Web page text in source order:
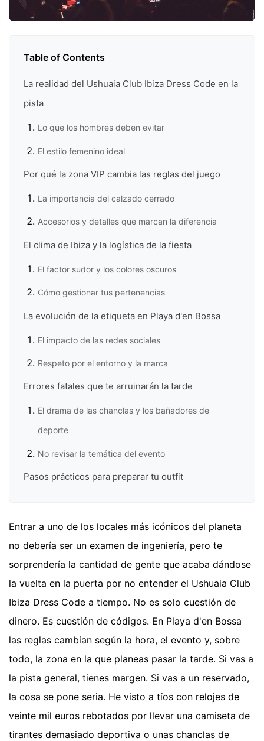
Table of Contents
La realidad del Ushuaia Club Ibiza Dress Code en la
pista
Lo que los hombres deben evitar
El estilo femenino ideal
Por qué la zona VIP cambia las reglas del juego
La importancia del calzado cerrado
Accesorios y detalles que marcan la diferencia
El clima de Ibiza y la logística de la fiesta
El factor sudor y los colores oscuros
Cómo gestionar tus pertenencias
La evolución de la etiqueta en Playa d'en Bossa
El impacto de las redes sociales
Respeto por el entorno y la marca
Errores fatales que te arruinarán la tarde
El drama de las chanclas y los bañadores de
deporte
No revisar la temática del evento
Pasos prácticos para preparar tu outfit
Entrar a uno de los locales más icónicos del planeta
no debería ser un examen de ingeniería, pero te
sorprendería la cantidad de gente que acaba dándose
la vuelta en la puerta por no entender el Ushuaia Club
Ibiza Dress Code a tiempo. No es solo cuestión de
dinero. Es cuestión de códigos. En Playa d'en Bossa
las reglas cambian según la hora, el evento y, sobre
todo, la zona en la que planeas pasar la tarde. Si vas a
la pista general, tienes margen. Si vas a un reservado,
la cosa se pone seria. He visto a tíos con relojes de
veinte mil euros rebotados por llevar una camiseta de
tirantes demasiado deportiva o unas chanclas de